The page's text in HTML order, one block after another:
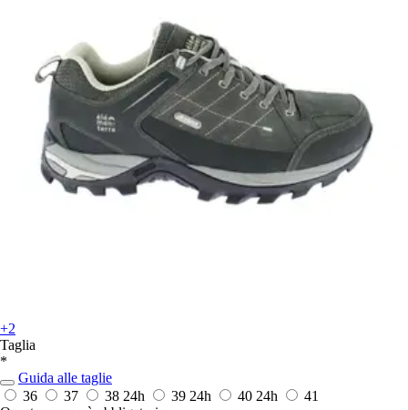
+2
Taglia
*
Guida alle taglie
36
37 38 24h 39 24h 40 24h
41